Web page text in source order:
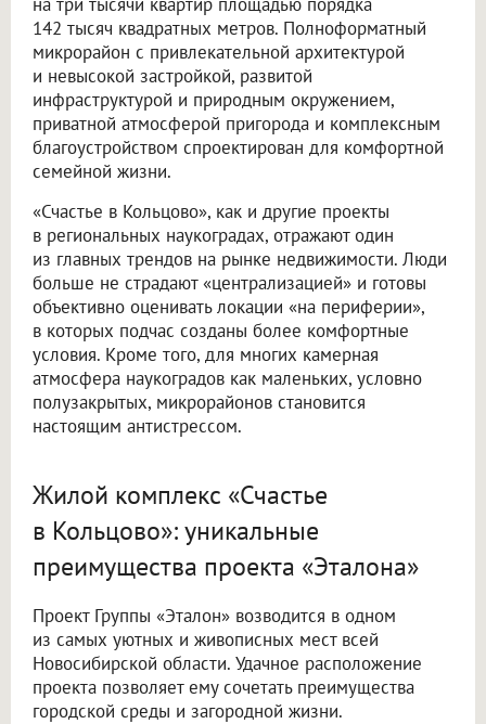
142 тысяч квадратных метров. Полноформатный
микрорайон с привлекательной архитектурой
и невысокой застройкой, развитой
инфраструктурой и природным окружением,
приватной атмосферой пригорода и комплексным
благоустройством спроектирован для комфортной
семейной жизни.
«Счастье в Кольцово», как и другие проекты
в региональных наукоградах, отражают один
из главных трендов на рынке недвижимости. Люди
больше не страдают «централизацией» и готовы
объективно оценивать локации «на периферии»,
в которых подчас созданы более комфортные
условия. Кроме того, для многих камерная
атмосфера наукоградов как маленьких, условно
полузакрытых, микрорайонов становится
настоящим антистрессом.
Жилой комплекс «Счастье
в Кольцово»: уникальные
преимущества проекта «Эталона»
Проект Группы «Эталон» возводится в одном
из самых уютных и живописных мест всей
Новосибирской области. Удачное расположение
проекта позволяет ему сочетать преимущества
городской среды и загородной жизни.